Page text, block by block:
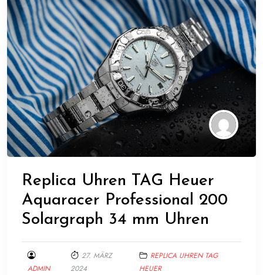
Replica Uhren TAG Heuer
Aquaracer Professional 200
Solargraph 34 mm Uhren
ADMIN
27. MÄRZ
2024
REPLICA UHREN TAG
HEUER